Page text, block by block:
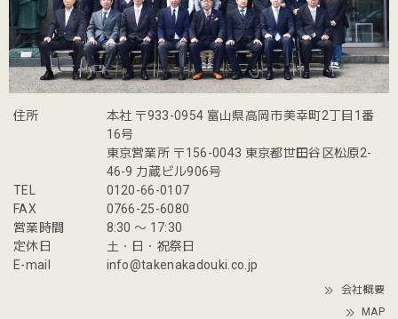
住所
本社 〒933-0954 富山県高岡市美幸町2丁目1番
16号
東京営業所 〒156-0043 東京都世田谷区松原2-
46-9 力蔵ビル906号
TEL
0120-66-0107
FAX
0766-25-6080
営業時間
8:30 〜 17:30
定休日
土・日・祝祭日
E-mail
info@takenakadouki.co.jp
会社概要
MAP